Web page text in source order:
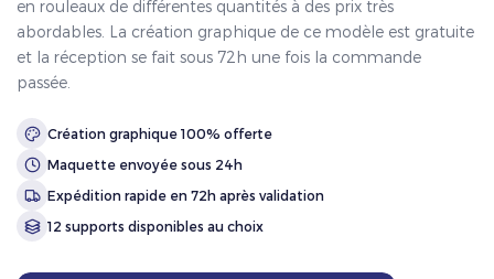
en rouleaux de différentes quantités à des prix très
abordables. La création graphique de ce modèle est gratuite
et la réception se fait sous 72h une fois la commande
passée.
Création graphique 100% offerte
Maquette envoyée sous 24h
Expédition rapide en 72h après validation
12 supports disponibles au choix